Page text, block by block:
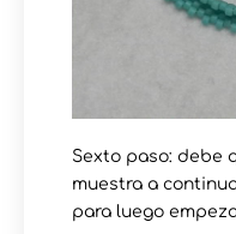
Sexto paso: debe
muestra a
para luego